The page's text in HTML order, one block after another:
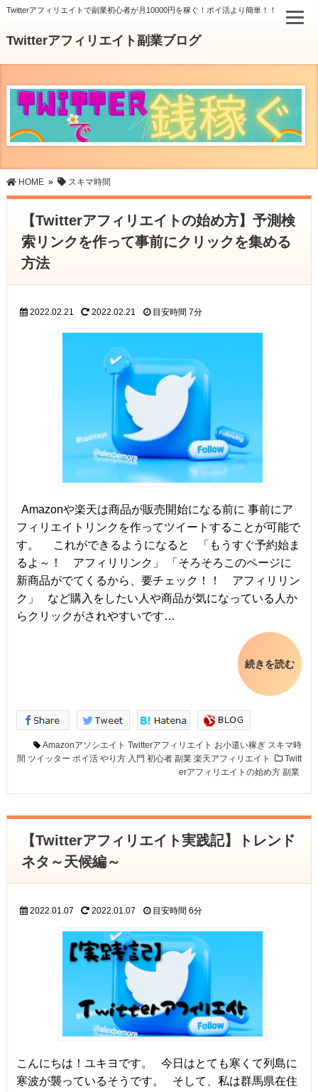
Twitterアフィリエイトで副業初心者が月10000円を稼ぐ！ポイ活より簡単！！
Twitterアフィリエイト副業ブログ
HOME» スキマ時間
【Twitterアフィリエイトの始め方】予測検
索リンクを作って事前にクリックを集める
方法
2022.02.21 2022.02.21 目安時間 7分
Amazonや楽天は商品が販売開始になる前に 事前にア
フィリエイトリンクを作ってツイートすることが可能で
す。 これができるようになると 「もうすぐ予約始ま
るよ～！ アフィリリンク」 「そろそろこのページに
新商品がでてくるから、要チェック！！ アフィリリン
ク」 など購入をしたい人や商品が気になっている人か
らクリックがされやすいです…
続きを読む
Amazonアソシエイト Twitterアフィリエイト お小遣い稼ぎ スキマ時
間 ツイッター ポイ活 やり方 入門 初心者 副業 楽天アフィリエイト
Twitt
erアフィリエイトの始め方 副業
【Twitterアフィリエイト実践記】トレンド
ネタ～天候編～
2022.01.07 2022.01.07 目安時間 6分
こんにちは！ユキヨです。 今日はとても寒くて列島に
寒波が襲っているそうです。 そして、私は群馬県在住